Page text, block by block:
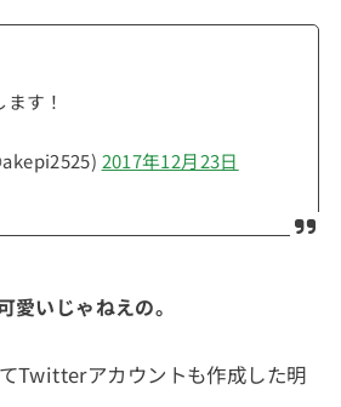
す！
2017年12月23日
愛いじゃねえの。
Twitterアカウントも作成した明